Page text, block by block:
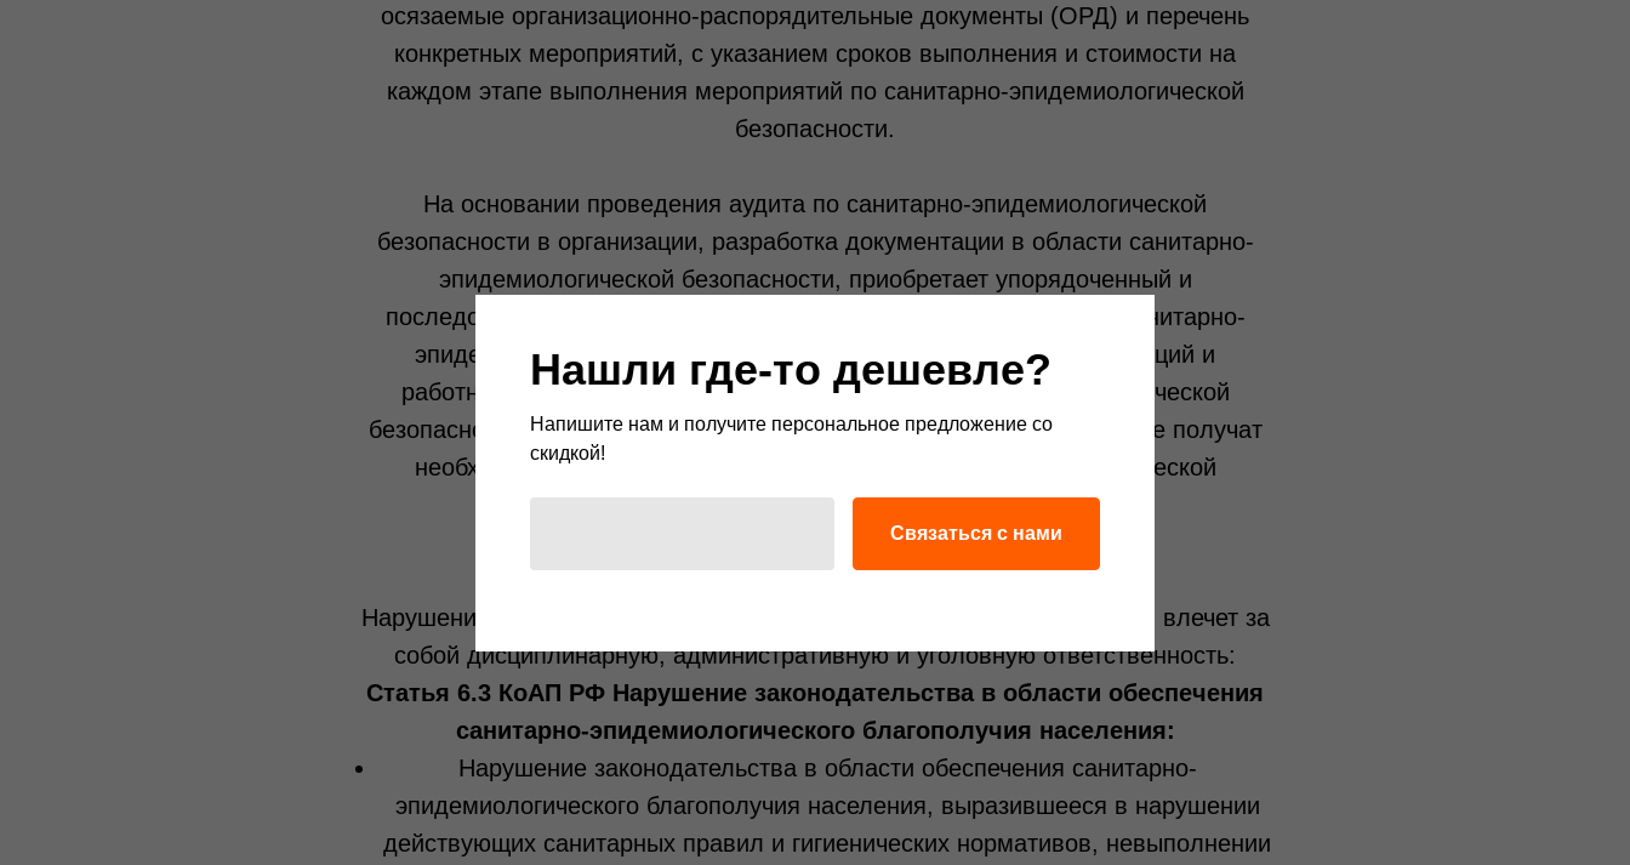
осязаемые организационно-распорядительные документы (ОРД) и перечень
конкретных мероприятий, с указанием сроков выполнения и стоимости на
каждом этапе выполнения мероприятий по санитарно-эпидемиологической
безопасности.
На основании проведения аудита по санитарно-эпидемиологической
безопасности в организации, разработка документации в области санитарно-
эпидемиологической безопасности, приобретает упорядоченный и
последовательный характер, что облегчает понимание задач по санитарно-
эпидемиологической безопасности как у руководителей организаций и
работников, задействованных в системе санитарно-эпидемиологической
безопасности, так и у рядовых работников организации, которые тоже получат
необходимый объем знаний в области санитарно-эпидемиологической
безопасности.
Ответственность и штрафы:
Нарушение требований санитарно-эпидемиологической безопасности влечет за
собой дисциплинарную, административную и уголовнуюответственность:
Статья 6.3 КоАП РФ Нарушение законодательства в области обеспечения
санитарно-эпидемиологического благополучия населения:
Нарушение законодательства в области обеспечения санитарно-
эпидемиологического благополучия населения, выразившееся в нарушении
действующих санитарных правил и гигиенических нормативов, невыполнении
Нашли где-то дешевле?
Напишите нам и получите персональное предложение со
скидкой!
Связаться с нами